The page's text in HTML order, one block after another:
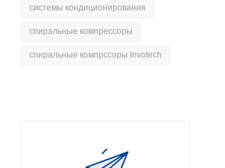
системы кондиционирования
спиральные компрессоры
спиральные компрссоры Invotech